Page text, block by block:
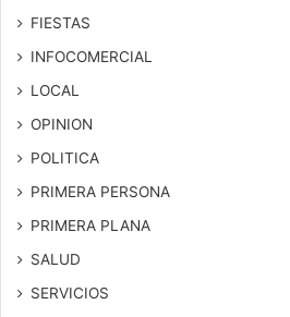
FIESTAS
INFOCOMERCIAL
LOCAL
OPINION
POLITICA
PRIMERA PERSONA
PRIMERA PLANA
SALUD
SERVICIOS